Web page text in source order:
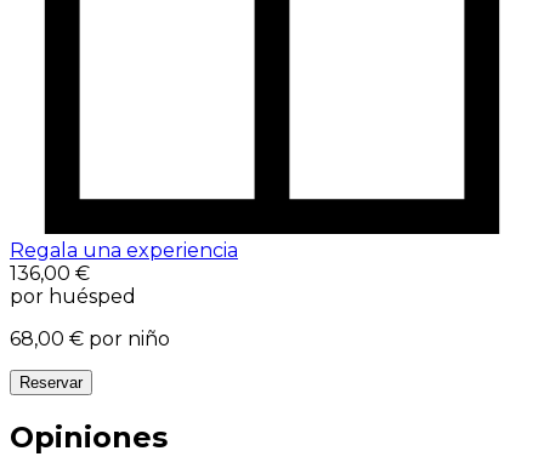
Regala una experiencia
136,00 €
por huésped
68,00 € por niño
Reservar
Opiniones